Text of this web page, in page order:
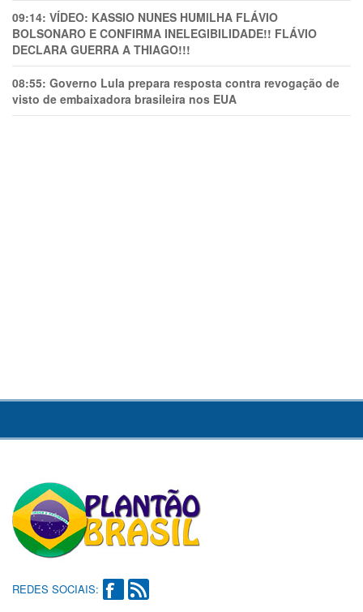
09:14: VÍDEO: KASSIO NUNES HUMlLHA FLÁVIO
BOLSONARO E CONFIRMA INELEGIBILIDADE!! FLÁVIO
DECLARA GUERRA A THIAGO!!!
08:55: Governo Lula prepara resposta contra revogação de
visto de embaixadora brasileira nos EUA
REDES SOCIAIS: